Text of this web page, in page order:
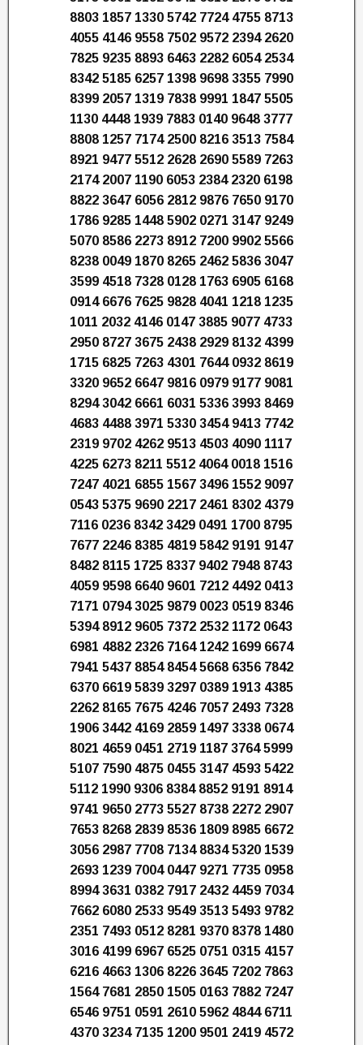
8803 1857 1330 5742 7724 4755 8713
4055 4146 9558 7502 9572 2394 2620
7825 9235 8893 6463 2282 6054 2534
8342 5185 6257 1398 9698 3355 7990
8399 2057 1319 7838 9991 1847 5505
1130 4448 1939 7883 0140 9648 3777
8808 1257 7174 2500 8216 3513 7584
8921 9477 5512 2628 2690 5589 7263
2174 2007 1190 6053 2384 2320 6198
8822 3647 6056 2812 9876 7650 9170
1786 9285 1448 5902 0271 3147 9249
5070 8586 2273 8912 7200 9902 5566
8238 0049 1870 8265 2462 5836 3047
3599 4518 7328 0128 1763 6905 6168
0914 6676 7625 9828 4041 1218 1235
1011 2032 4146 0147 3885 9077 4733
2950 8727 3675 2438 2929 8132 4399
1715 6825 7263 4301 7644 0932 8619
3320 9652 6647 9816 0979 9177 9081
8294 3042 6661 6031 5336 3993 8469
4683 4488 3971 5330 3454 9413 7742
2319 9702 4262 9513 4503 4090 1117
4225 6273 8211 5512 4064 0018 1516
7247 4021 6855 1567 3496 1552 9097
0543 5375 9690 2217 2461 8302 4379
7116 0236 8342 3429 0491 1700 8795
7677 2246 8385 4819 5842 9191 9147
8482 8115 1725 8337 9402 7948 8743
4059 9598 6640 9601 7212 4492 0413
7171 0794 3025 9879 0023 0519 8346
5394 8912 9605 7372 2532 1172 0643
6981 4882 2326 7164 1242 1699 6674
7941 5437 8854 8454 5668 6356 7842
6370 6619 5839 3297 0389 1913 4385
2262 8165 7675 4246 7057 2493 7328
1906 3442 4169 2859 1497 3338 0674
8021 4659 0451 2719 1187 3764 5999
5107 7590 4875 0455 3147 4593 5422
5112 1990 9306 8384 8852 9191 8914
9741 9650 2773 5527 8738 2272 2907
7653 8268 2839 8536 1809 8985 6672
3056 2987 7708 7134 8834 5320 1539
2693 1239 7004 0447 9271 7735 0958
8994 3631 0382 7917 2432 4459 7034
7662 6080 2533 9549 3513 5493 9782
2351 7493 0512 8281 9370 8378 1480
3016 4199 6967 6525 0751 0315 4157
6216 4663 1306 8226 3645 7202 7863
1564 7681 2850 1505 0163 7882 7247
6546 9751 0591 2610 5962 4844 6711
4370 3234 7135 1200 9501 2419 4572